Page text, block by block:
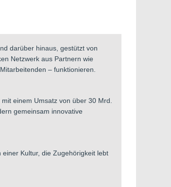
darüber hinaus, gestützt von
Netzwerk aus Partnern wie
– funktionieren.
einem Umsatz von über 30 Mrd.
gemeinsam innovative
Kultur, die Zugehörigkeit lebt